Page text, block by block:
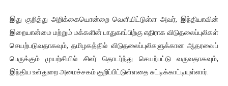
32 CM விநோத கன்றுக்குட்டி! (வீடியோ)
வலிமை தான் அஜித் திரைப்பயணத்திலே அதிக காலெக்ஷன் செய்த
அல்வா கொடுக்கின்றது இலங்கை!
இது குறித்து அறிக்கையொன்றை வெளியிட்டுள்ள அவர், இந்தியாவின்
இறையான்மை மற்றும் மக்களின் பாதுகாப்பிற்கு எதிராக விடுதலைப்புலிகள்
செயற்படுவதாகவும், தமிழகத்தில் விடுதலைப்புலிகளுக்கான ஆதரவைப்
பெருக்கும் முயற்சியில் சிலர் தொடர்ந்து செயற்பட்டு வருவதாகவும்,
இந்திய உள்துறை அமைச்சகம் குறிப்பிட்டுள்ளதை சுட்டிக்காட்டியுள்ளார்.